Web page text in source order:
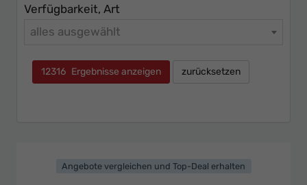
Verfügbarkeit, Art
alles ausgewählt
12316 Ergebnisse anzeigen zurücksetzen
Angebote vergleichen und Top-Deal erhalten